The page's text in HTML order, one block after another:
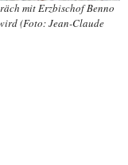
mit Erzbischof Benno
(Foto: Jean-Claude